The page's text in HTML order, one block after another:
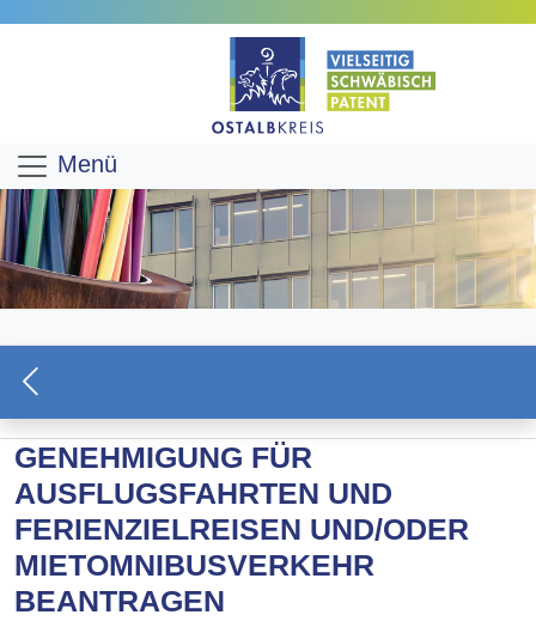
Menü
GENEHMIGUNG FÜR
AUSFLUGSFAHRTEN UND
FERIENZIELREISEN UND/ODER
MIETOMNIBUSVERKEHR
BEANTRAGEN